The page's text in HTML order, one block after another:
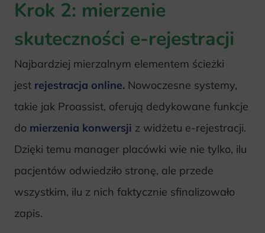
Krok 2: mierzenie
skuteczności e-rejestracji
Najbardziej mierzalnym elementem ścieżki
jest rejestracja online. Nowoczesne systemy,
takie jak Proassist, oferują dedykowane funkcje
do mierzenia konwersji z widżetu e-rejestracji.
Dzięki temu manager placówki wie nie tylko, ilu
pacjentów odwiedziło stronę, ale przede
wszystkim, ilu z nich faktycznie sfinalizowało
zapis.